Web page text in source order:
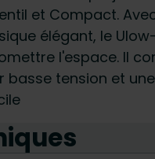
et Compact.
élégant, le
l'espace. Il
tension et